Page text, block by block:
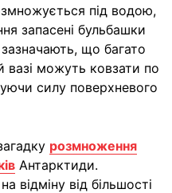
під водою,
запасені бульбашки
що багато
вазі можуть ковзати по
силу поверхневого
розмноження
Антарктиди.
відміну від більшості